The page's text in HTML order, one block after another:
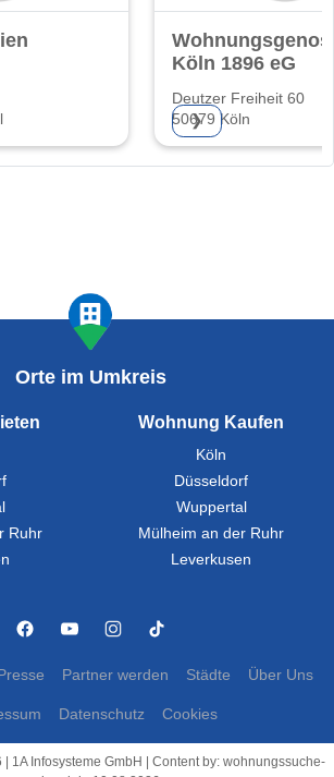
Köln 1896 eG
Deutzer Freiheit 60
50679 Köln
❯
Orte im Umkreis
Ruhr
Wohnung Kaufen
Köln
Düsseldorf
Wuppertal
Mülheim an der Ruhr
Leverkusen
Presse Partner werden Städte Über Uns
Datenschutz Cookies
1A Infosysteme GmbH | Content by: wohnungssuche-